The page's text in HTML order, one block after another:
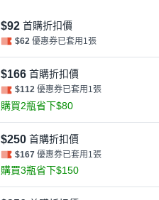
$92 首購折扣價
$62 優惠券已套用1張
$166 首購折扣價
$112 優惠券已套用1張
購買2瓶省下$80
$250 首購折扣價
$167 優惠券已套用1張
購買3瓶省下$150